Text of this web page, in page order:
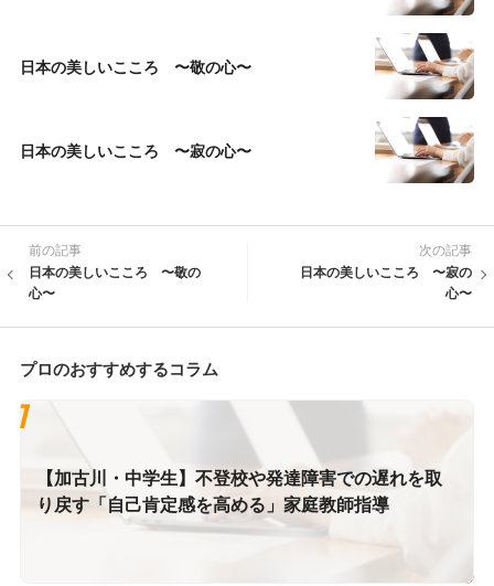
日本の美しいこころ 〜敬の心〜
日本の美しいこころ 〜寂の心〜
前の記事
日本の美しいこころ 〜敬の
心〜
次の記事
日本の美しいこころ 〜寂の
心〜
プロのおすすめするコラム
【加古川・中学生】不登校や発達障害での遅れを取
り戻す「自己肯定感を高める」家庭教師指導